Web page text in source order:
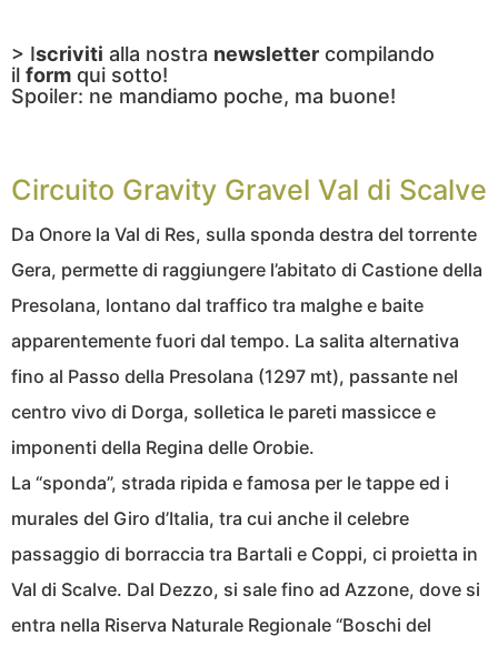
> Iscriviti alla nostra newsletter compilando
il form qui sotto!
Spoiler: ne mandiamo poche, ma buone!
Circuito Gravity Gravel Val di Scalve
Da Onore la Val di Res, sulla sponda destra del torrente
Gera, permette di raggiungere l’abitato di Castione della
Presolana, lontano dal traffico tra malghe e baite
apparentemente fuori dal tempo. La salita alternativa
fino al Passo della Presolana (1297 mt), passante nel
centro vivo di Dorga, solletica le pareti massicce e
imponenti della Regina delle Orobie.
La “sponda”, strada ripida e famosa per le tappe ed i
murales del Giro d’Italia, tra cui anche il celebre
passaggio di borraccia tra Bartali e Coppi, ci proietta in
Val di Scalve. Dal Dezzo, si sale fino ad Azzone, dove si
entra nella Riserva Naturale Regionale “Boschi del